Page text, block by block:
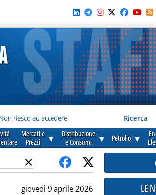
Non riesco ad accedere Ricerca
Mercati e
Prezzi
▼
Distribuzione
e Consumi
▼ Petrolio ▼
×
giovedì 9 aprile 2026
LE